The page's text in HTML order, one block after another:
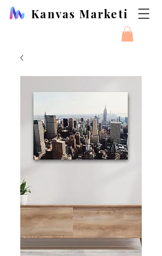
Kanvas Marketi